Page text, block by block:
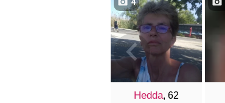
Hedda, 62
4